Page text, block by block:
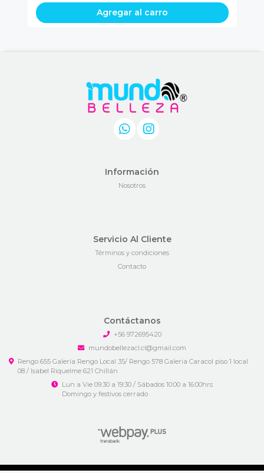
Agregar al carro
Información
Nosotros
Servicio Al Cliente
Términos y condiciones
Contacto
Contáctanos
+56 972695420
mundobellezacl.cl@gmail.com
Rengo 655 Galería Rengo Local 35/ Rengo 578 Galeria Caracol piso 1 local
08 / Isabel Riquelme 621 Chillán
Lun a Vie 09:30 a 19:30 / Sábados 10:00 a 16:00hrs
Domingo y festivos cerrado